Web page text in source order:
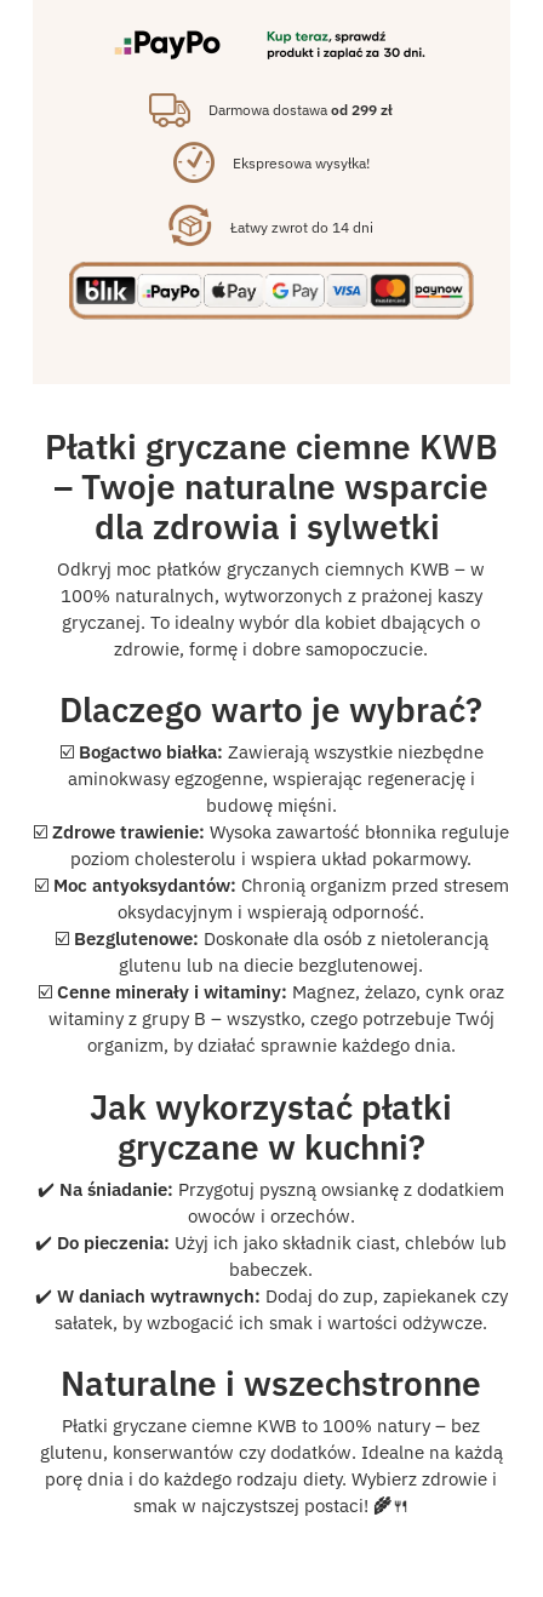
Darmowa dostawaod 299 zł
Ekspresowa wysyłka!
Łatwy zwrot do 14 dni
Płatki gryczane ciemne KWB
– Twoje naturalne wsparcie
dla zdrowia i sylwetki
Odkryj moc płatków gryczanych ciemnych KWB – w
100% naturalnych, wytworzonych z prażonej kaszy
gryczanej. To idealny wybór dla kobiet dbających o
zdrowie, formę i dobre samopoczucie.
Dlaczego warto je wybrać?
☑️ Bogactwo białka: Zawierają wszystkie niezbędne
aminokwasy egzogenne, wspierając regenerację i
budowę mięśni.
☑️Zdrowe trawienie: Wysoka zawartość błonnika reguluje
poziom cholesterolu i wspiera układ pokarmowy.
☑️ Moc antyoksydantów: Chronią organizm przed stresem
oksydacyjnym i wspierają odporność.
☑️ Bezglutenowe: Doskonałe dla osób z nietolerancją
glutenu lub na diecie bezglutenowej.
☑️Cenne minerały i witaminy: Magnez, żelazo, cynk oraz
witaminy z grupy B – wszystko, czego potrzebuje Twój
organizm, by działać sprawnie każdego dnia.
Jak wykorzystać płatki
gryczane w kuchni?
✔️ Na śniadanie: Przygotuj pyszną owsiankę z dodatkiem
owoców i orzechów.
✔️ Do pieczenia: Użyj ich jako składnik ciast, chlebów lub
babeczek.
✔️ W daniach wytrawnych: Dodaj do zup, zapiekanek czy
sałatek, by wzbogacić ich smak i wartości odżywcze.
Naturalne i wszechstronne
Płatki gryczane ciemne KWB to 100% natury – bez
glutenu, konserwantów czy dodatków. Idealne na każdą
porę dnia i do każdego rodzaju diety. Wybierz zdrowie i
smak w najczystszej postaci! 🌾🍴